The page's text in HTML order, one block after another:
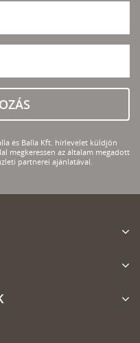
és Balla Kft. hírlevelet küldjön
megkeressen az általam megadott
partnerei ajánlatával.